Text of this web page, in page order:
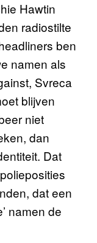
Hawtin
radiostilte
ben
namen als
Svreca
blijven
niet
dan
Dat
dat een
namen de